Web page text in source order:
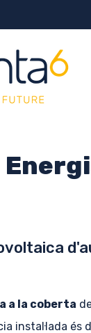
a la coberta
instal·lada és